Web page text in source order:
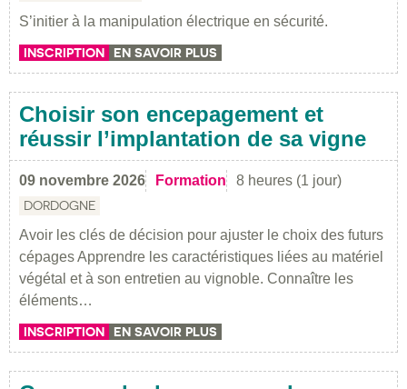
S’initier à la manipulation électrique en sécurité.
INSCRIPTION EN SAVOIR PLUS
Choisir son encepagement et
réussir l’implantation de sa vigne
09 novembre 2026 Formation 8 heures (1 jour)
DORDOGNE
Avoir les clés de décision pour ajuster le choix des futurs
cépages Apprendre les caractéristiques liées au matériel
végétal et à son entretien au vignoble. Connaître les
éléments…
INSCRIPTION EN SAVOIR PLUS